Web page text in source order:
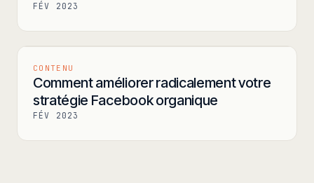
FÉV 2023
CONTENU
Comment améliorer radicalement votre
stratégie Facebook organique
FÉV 2023